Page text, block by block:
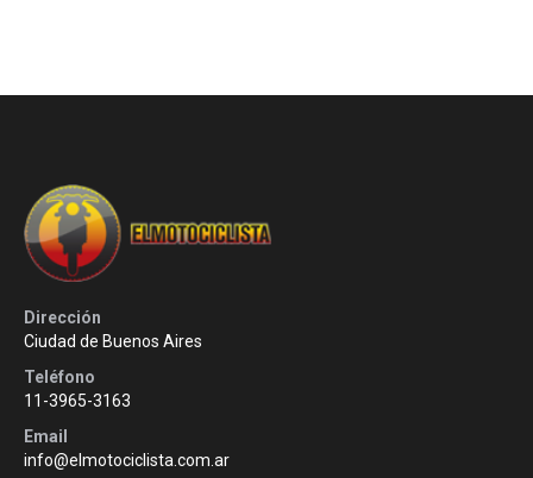
Dirección
Ciudad de Buenos Aires
Teléfono
11-3965-3163
Email
info@elmotociclista.com.ar